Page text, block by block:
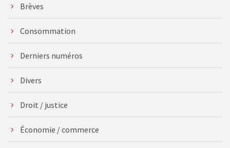
Brèves
Consommation
Derniers numéros
Divers
Droit / justice
Économie / commerce